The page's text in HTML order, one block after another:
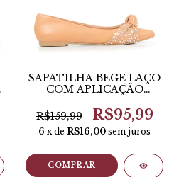
SAPATILHA BEGE LAÇO
COM APLICAÇÃO
R$159,99
R$95,99
6 x de R$16,00 sem juros
COMPRAR